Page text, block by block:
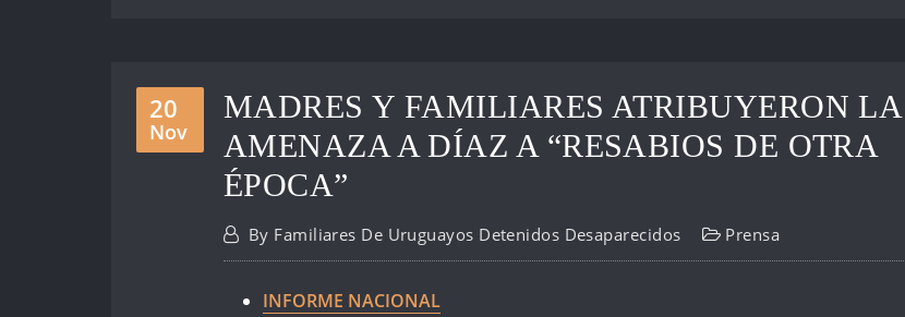
20
Nov
MADRES Y FAMILIARES ATRIBUYERON LA
AMENAZA A DÍAZ A “RESABIOS DE OTRA
ÉPOCA”
By Familiares De Uruguayos Detenidos Desaparecidos Prensa
INFORME NACIONAL